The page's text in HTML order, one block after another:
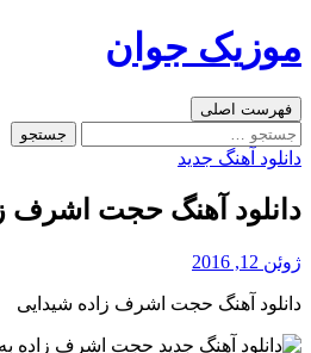
به
موزیک جوان
جست‌وجو
فهرست اصلی
جستجو
برای:
دانلود آهنگ جدید
دانلود آهنگ حجت اشرف
ژوئن 12, 2016
دانلود آهنگ حجت اشرف زاده شیدایی